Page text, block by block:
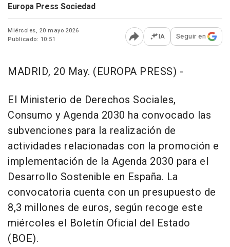
Europa Press Sociedad
Miércoles, 20 mayo 2026
Publicado: 10:51
Abrir opciones para
IA Seguir en
MADRID, 20 May. (EUROPA PRESS) -
El Ministerio de Derechos Sociales,
Consumo y Agenda 2030 ha convocado las
subvenciones para la realización de
actividades relacionadas con la promoción e
implementación de la Agenda 2030 para el
Desarrollo Sostenible en España. La
convocatoria cuenta con un presupuesto de
8,3 millones de euros, según recoge este
miércoles el Boletín Oficial del Estado
(BOE).